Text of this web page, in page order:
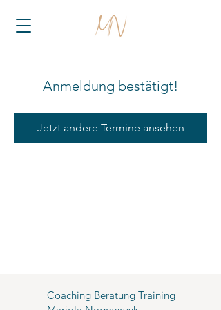
Anmeldung bestätigt!
Jetzt andere Termine ansehen
Coaching Beratung Training